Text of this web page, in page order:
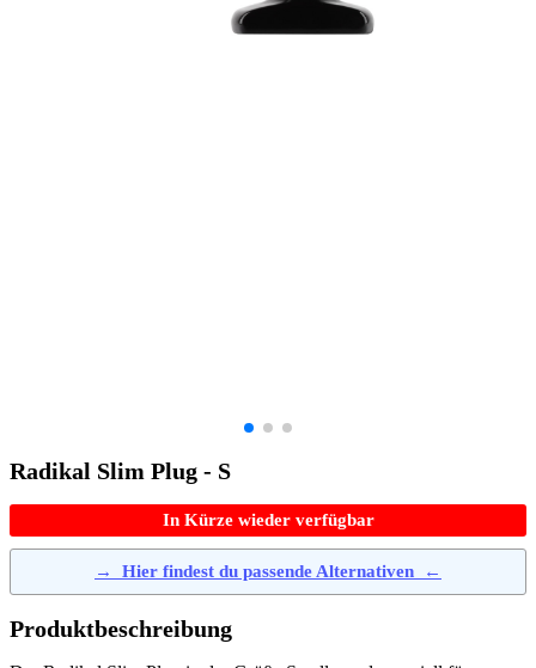
Radikal Slim Plug - S
In Kürze wieder verfügbar
→ Hier findest du passende Alternativen ←
Produktbeschreibung